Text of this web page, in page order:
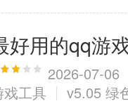
好用的qq游
2026-07-06
戏工具
v5.05 绿